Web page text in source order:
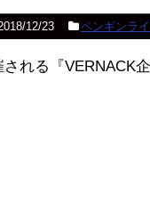
12/23 ペンギンラ
れる『VERNACK企